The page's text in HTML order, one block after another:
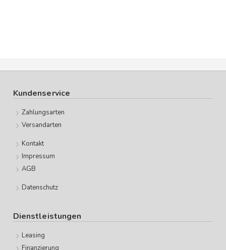
Kundenservice
Zahlungsarten
Versandarten
Kontakt
Impressum
AGB
Datenschutz
Dienstleistungen
Leasing
Finanzierung